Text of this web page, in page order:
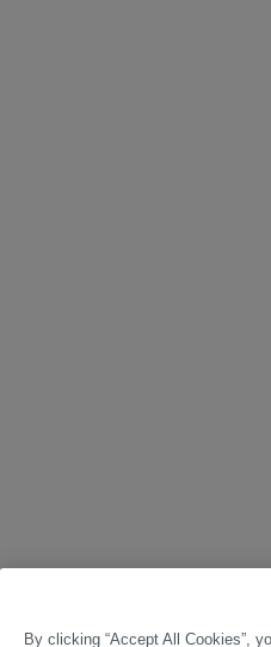
By clicking “Accept All Cookies”,